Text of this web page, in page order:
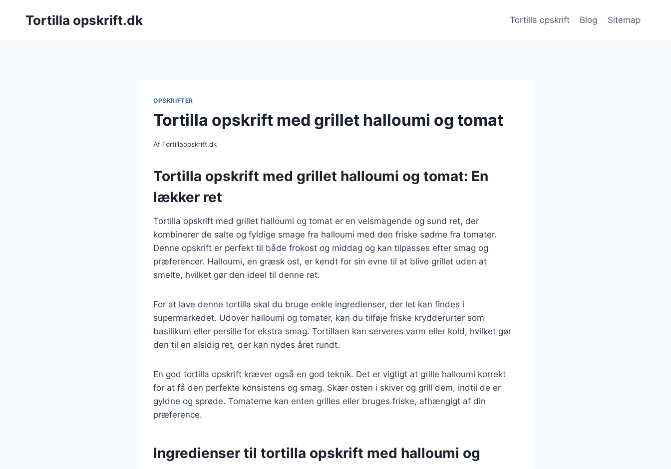
Tortilla opskrift.dk Tortilla opskrift Blog Sitemap
OPSKRIFTER
Tortilla opskrift med grillet halloumi og tomat
AfTortillaopskrift.dk
Tortilla opskrift med grillet halloumi og tomat: En
lækker ret
Tortilla opskrift med grillet halloumi og tomat er en velsmagende og sund ret, der
kombinerer de salte og fyldige smage fra halloumi med den friske sødme fra tomater.
Denne opskrift er perfekt til både frokost og middag og kan tilpasses efter smag og
præferencer. Halloumi, en græsk ost, er kendt for sin evne til at blive grillet uden at
smelte, hvilket gør den ideel til denne ret.
For at lave denne tortilla skal du bruge enkle ingredienser, der let kan findes i
supermarkedet. Udover halloumi og tomater, kan du tilføje friske krydderurter som
basilikum eller persille for ekstra smag. Tortillaen kan serveres varm eller kold, hvilket gør
den til en alsidig ret, der kan nydes året rundt.
En god tortilla opskrift kræver også en god teknik. Det er vigtigt at grille halloumi korrekt
for at få den perfekte konsistens og smag. Skær osten i skiver og grill dem, indtil de er
gyldne og sprøde. Tomaterne kan enten grilles eller bruges friske, afhængigt af din
præference.
Ingredienser til tortilla opskrift med halloumi og